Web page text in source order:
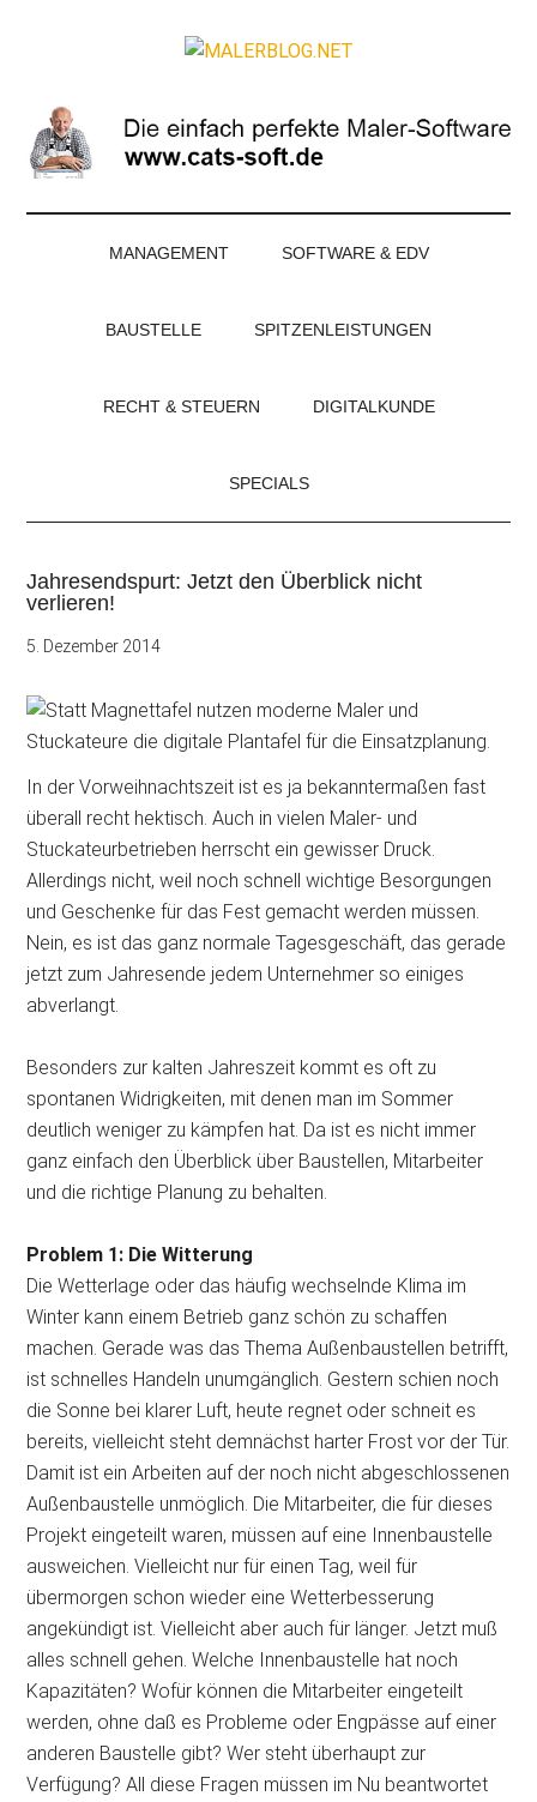
Magazin
für
Maler
und
MANAGEMENT SOFTWARE & EDV
BAUSTELLE SPITZENLEISTUNGEN
RECHT & STEUERN DIGITALKUNDE
SPECIALS
Jahresendspurt: Jetzt den Überblick nicht
verlieren!
5. Dezember 2014
In der Vorweihnachtszeit ist es ja bekanntermaßen fast
überall recht hektisch. Auch in vielen Maler- und
Stuckateurbetrieben herrscht ein gewisser Druck.
Allerdings nicht, weil noch schnell wichtige Besorgungen
und Geschenke für das Fest gemacht werden müssen.
Nein, es ist das ganz normaleTagesgeschäft, das gerade
jetzt zum Jahresende jedem Unternehmer so einiges
abverlangt.
Besonders zur kalten Jahreszeit kommt es oft zu
spontanen Widrigkeiten, mit denen man im Sommer
deutlich weniger zu kämpfen hat. Da ist es nicht immer
ganz einfach den Überblick über Baustellen, Mitarbeiter
und die richtige Planung zu behalten.
Problem 1: Die Witterung
Die Wetterlage oder das häufig wechselnde Klima im
Winter kann einem Betrieb ganz schön zu schaffen
machen. Gerade was das Thema Außenbaustellen betrifft,
ist schnelles Handeln unumgänglich. Gestern schien noch
die Sonne bei klarer Luft, heute regnet oder schneit es
bereits, vielleicht steht demnächst harter Frost vor der Tür.
Damit ist ein Arbeiten auf der noch nicht abgeschlossenen
Außenbaustelle unmöglich. Die Mitarbeiter, die für dieses
Projekt eingeteilt waren, müssen auf eine Innenbaustelle
ausweichen. Vielleicht nur für einen Tag, weil für
übermorgen schon wieder eine Wetterbesserung
angekündigt ist. Vielleicht aber auch für länger. Jetzt muß
alles schnell gehen. Welche Innenbaustelle hat noch
Kapazitäten? Wofür können die Mitarbeiter eingeteilt
werden, ohne daß es Probleme oder Engpässe auf einer
anderen Baustelle gibt? Wer steht überhaupt zur
Verfügung? All diese Fragen müssen im Nu beantwortet